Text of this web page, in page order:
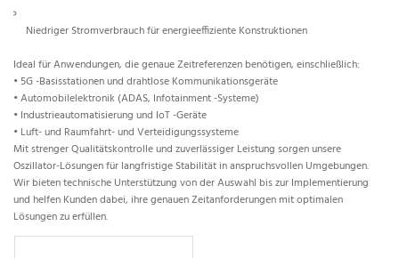
Niedriger Stromverbrauch für energieeffiziente Konstruktionen
Ideal für Anwendungen, die genaue Zeitreferenzen benötigen, einschließlich:
• 5G -Basisstationen und drahtlose Kommunikationsgeräte
• Automobilelektronik (ADAS, Infotainment -Systeme)
• Industrieautomatisierung und IoT -Geräte
• Luft- und Raumfahrt- und Verteidigungssysteme
Mit strenger Qualitätskontrolle und zuverlässiger Leistung sorgen unsere
Oszillator-Lösungen für langfristige Stabilität in anspruchsvollen Umgebungen.
Wir bieten technische Unterstützung von der Auswahl bis zur Implementierung
und helfen Kunden dabei, ihre genauen Zeitanforderungen mit optimalen
Lösungen zu erfüllen.